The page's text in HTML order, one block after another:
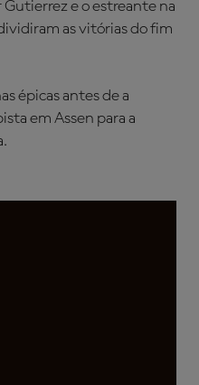
e o estreante na
as vitórias do fim
épicas antes de a
em Assen para a